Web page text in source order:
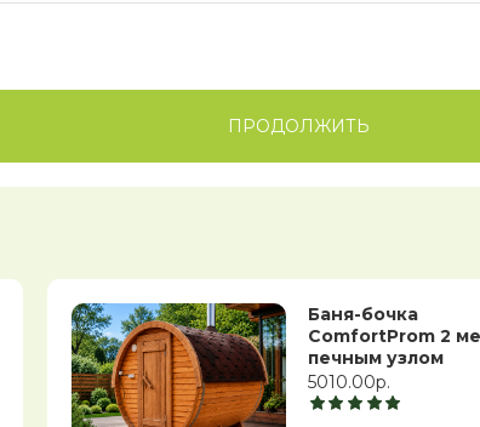
ПРОДОЛЖИТЬ
Баня-бочка
ComfortProm 2
печным узлом
5010.00р.